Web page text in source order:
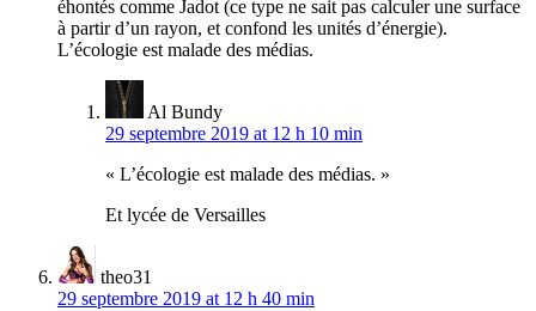
éhontés comme Jadot (ce type ne sait pas calculer une surface
à partir d’un rayon, et confond les unités d’énergie).
L’écologie est malade des médias.
Al Bundy
29 septembre 2019 at 12 h 10 min
« L’écologie est malade des médias. »
Et lycée de Versailles
theo31
29 septembre 2019 at 12 h 40 min